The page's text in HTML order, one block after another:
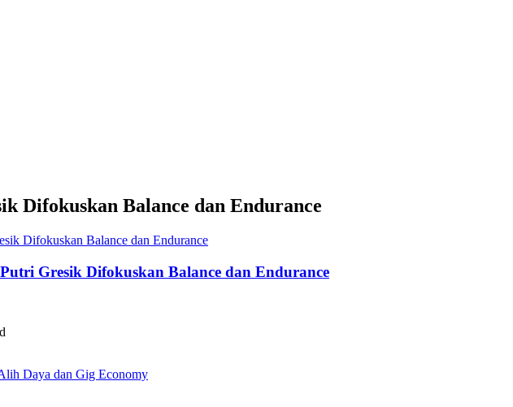
Difokuskan Balance dan Endurance
Gresik Difokuskan Balance dan Endurance
Daya dan Gig Economy